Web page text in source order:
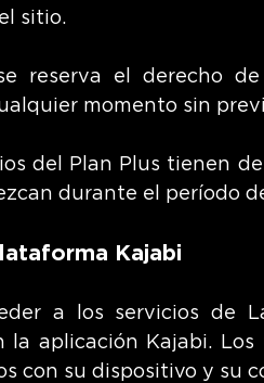
sitio.
reserva el derecho
momento sin
del Plan Plus tienen
durante el período
Kajabi
a los servicios de
la aplicación Kajabi.
con su dispositivo y su